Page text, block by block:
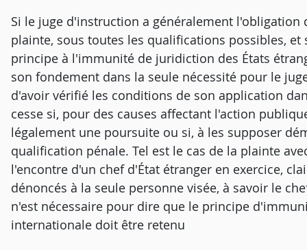
Si le juge d'instruction a généralement
plainte, sous toutes les qualifications possibles,
principe à l'immunité de juridiction des États
son fondement dans la seule nécessité pour le
d'avoir vérifié les conditions de son application
cesse si, pour des causes affectant l'action
légalement une poursuite ou si, à les supposer
qualification pénale. Tel est le cas de la plainte
l'encontre d'un chef d'État étranger en exercice,
dénoncés à la seule personne visée, à savoir le
n'est nécessaire pour dire que le principe
internationale doit être retenu